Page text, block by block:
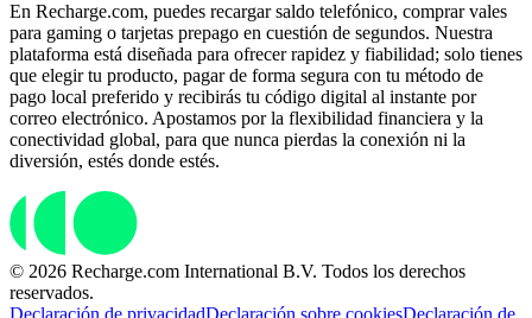
En Recharge.com, puedes recargar saldo telefónico, comprar vales
para gaming o tarjetas prepago en cuestión de segundos. Nuestra
plataforma está diseñada para ofrecer rapidez y fiabilidad; solo tienes
que elegir tu producto, pagar de forma segura con tu método de
pago local preferido y recibirás tu código digital al instante por
correo electrónico. Apostamos por la flexibilidad financiera y la
conectividad global, para que nunca pierdas la conexión ni la
diversión, estés donde estés.
© 2026 Recharge.com International B.V. Todos los derechos
reservados.